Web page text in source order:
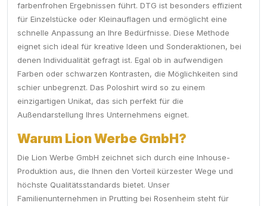
farbenfrohen Ergebnissen führt. DTG ist besonders effizient
für Einzelstücke oder Kleinauflagen und ermöglicht eine
schnelle Anpassung an Ihre Bedürfnisse. Diese Methode
eignet sich ideal für kreative Ideen und Sonderaktionen, bei
denen Individualität gefragt ist. Egal ob in aufwendigen
Farben oder schwarzen Kontrasten, die Möglichkeiten sind
schier unbegrenzt. Das Poloshirt wird so zu einem
einzigartigen Unikat, das sich perfekt für die
Außendarstellung Ihres Unternehmens eignet.
Warum Lion Werbe GmbH?
Die Lion Werbe GmbH zeichnet sich durch eine Inhouse-
Produktion aus, die Ihnen den Vorteil kürzester Wege und
höchste Qualitätsstandards bietet. Unser
Familienunternehmen in Prutting bei Rosenheim steht für